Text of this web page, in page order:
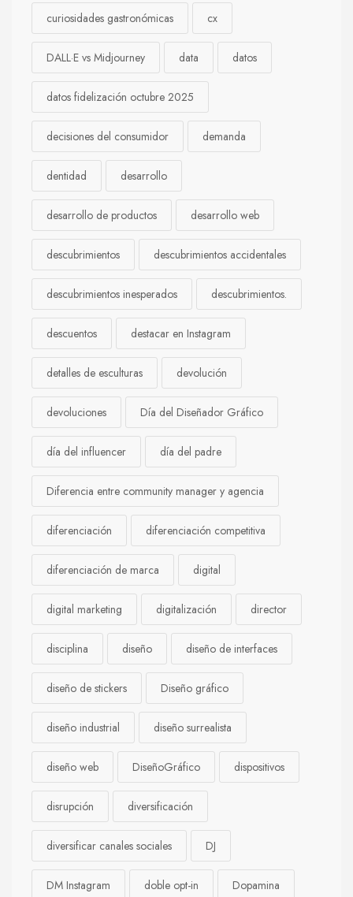
curiosidades gastronómicas cx
DALL·E vs Midjourney data datos
datos fidelización octubre 2025
decisiones del consumidor demanda
dentidad desarrollo
desarrollo de productos desarrollo web
descubrimientos descubrimientos accidentales
descubrimientos inesperados descubrimientos.
descuentos destacar en Instagram
detalles de esculturas devolución
devoluciones Día del Diseñador Gráfico
día del influencer día del padre
Diferencia entre community manager y agencia
diferenciación diferenciación competitiva
diferenciación de marca digital
digital marketing digitalización director
disciplina diseño diseño de interfaces
diseño de stickers Diseño gráfico
diseño industrial diseño surrealista
diseño web DiseñoGráfico dispositivos
disrupción diversificación
diversificar canales sociales DJ
DM Instagram doble opt-in Dopamina